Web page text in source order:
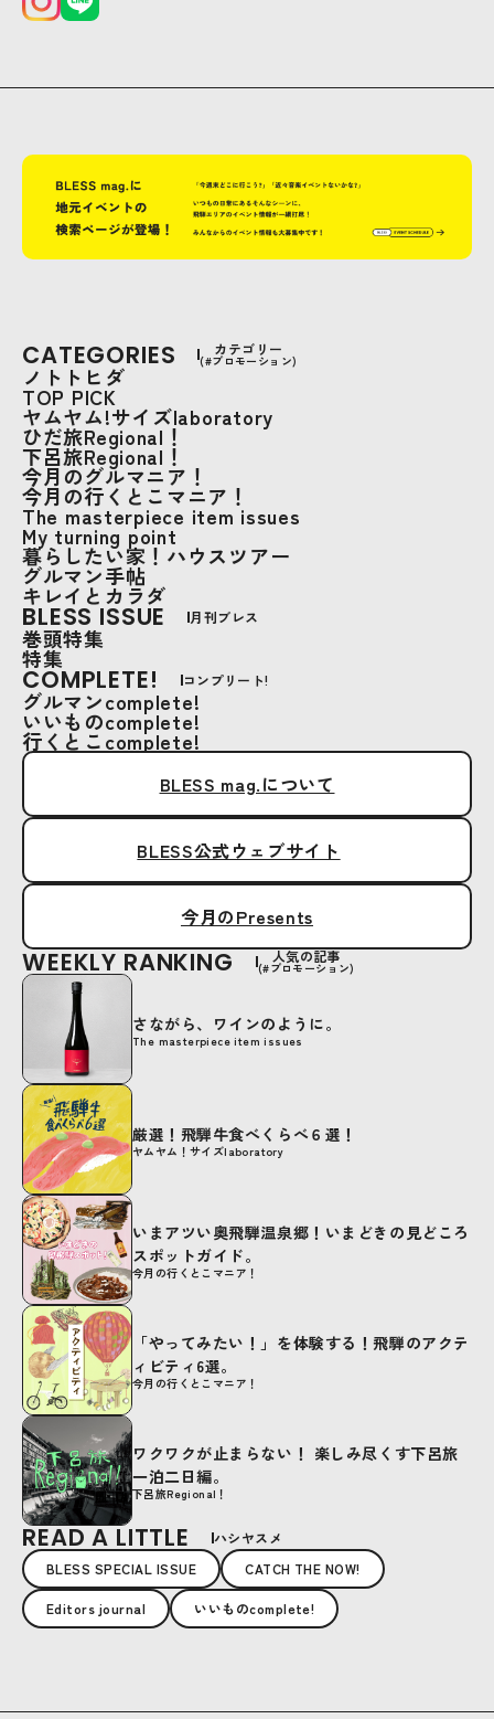
CATEGORIES カテゴリー
(#プロモーション)
ノトトヒダ
TOP PICK
ヤムヤム!サイズlaboratory
ひだ旅Regional！
下呂旅Regional！
今月のグルマニア！
今月の行くとこマニア！
The masterpiece item issues
My turning point
暮らしたい家！ハウスツアー
グルマン手帖
キレイとカラダ
BLESS ISSUE 月刊ブレス
巻頭特集
特集
COMPLETE! コンプリート!
グルマンcomplete!
いいものcomplete!
行くとこcomplete!
BLESS mag.について
BLESS公式ウェブサイト
今月のPresents
WEEKLY RANKING 人気の記事
(#プロモーション)
The masterpiece item issues
さながら、ワインのように。
ヤムヤム！サイズlaboratory
厳選！飛騨牛食べくらべ６選！
今月の行くとこマニア！
いまアツい奥飛騨温泉郷！いまどきの見どころ
スポットガイド。
今月の行くとこマニア！
「やってみたい！」を体験する！飛騨のアクテ
ィビティ6選。
下呂旅Regional！
ワクワクが止まらない！ 楽しみ尽くす下呂旅
一泊二日編。
READ A LITTLE
ハシヤスメ
BLESS SPECIAL ISSUE
CATCH THE NOW!
Editors journal いいものcomplete!